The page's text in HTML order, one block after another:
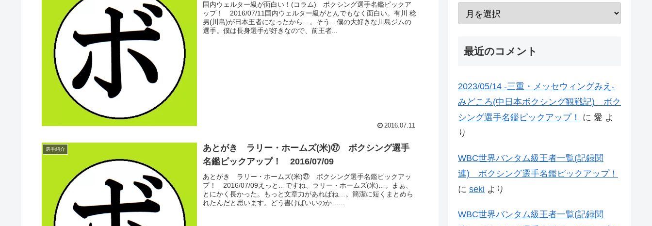
国内ウェルター級が面白い！(コラム) ボクシング選手名鑑ピックア
ップ！ 2016/07/11国内ウェルター級がとんでもなく面白い。有川 稔
男(川島)が日本王者になったから…。そう…僕の大好きな川島ジムの
選手。僕は長身選手が好きなので、前王者...
2016.07.11
選手紹介
あとがき ラリー・ホームズ(米)㉗ ボクシング選手
名鑑ピックアップ！ 2016/07/09
あとがき ラリー・ホームズ(米)㉗ ボクシング選手名鑑ピックアッ
プ！ 2016/07/09えっと…ですね、ラリー・ホームズ(米)…。まぁ、
とにかく長かった。もっと文章力があればね…。簡潔に短くまとめら
れたんだと思います。どう書けばいいのか…...
最近のコメント
2023/05/14 -三重・メッセウィングみえ-
みどころ(中日本ボクシング観戦記) ボク
シング選手名鑑ピックアップ！
に 愛 よ
り
WBC世界バンタム級王者一覧(記録関
連) ボクシング選手名鑑ピックアップ！
に seki より
WBC世界バンタム級王者一覧(記録関